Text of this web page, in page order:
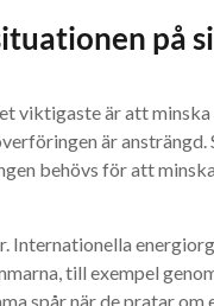
på
viktigaste är att
är
behövs för att
Internationella
till exempel
spår när de pratar